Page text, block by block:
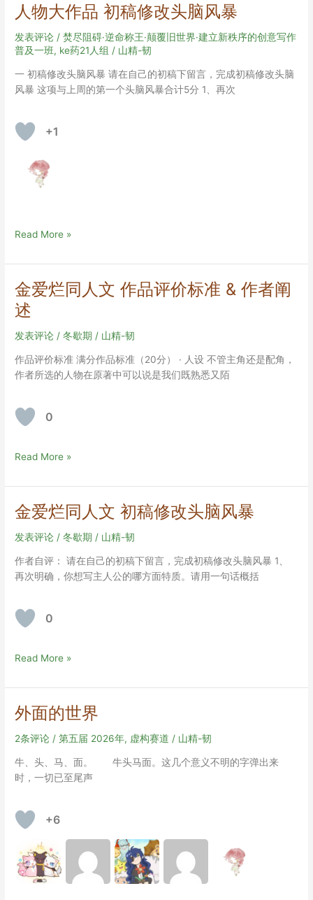
评
价
标
其
评
价
人物大作品 初稿修改头脑风暴
发表评论 /焚尽阻碍·逆命称王·颠覆旧世界·建立新秩序的创意写作
普及一班, ke药21人组 / 山精-韧
一 初稿修改头脑风暴 请在自己的初稿下留言，完成初稿修改头脑
风暴 这项与上周的第一个头脑风暴合计5分 1、再次
+1
人
大
作
品
初
修
改
头
暴
Read More »
金爱烂同人文 作品评价标准 & 作者阐
述
发表评论 /冬歇期 / 山精-韧
作品评价标准 满分作品标准（20分） · 人设 不管主角还是配角，
作者所选的人物在原著中可以说是我们既熟悉又陌
0
金
烂
同
人
文
品
评
标
准
作
阐
Read More »
金爱烂同人文 初稿修改头脑风暴
发表评论 /冬歇期 / 山精-韧
作者自评： 请在自己的初稿下留言，完成初稿修改头脑风暴 1、
再次明确，你想写主人公的哪方面特质。请用一句话概括
0
金
烂
同
人
文
稿
修
头
脑
暴
Read More »
外面的世界
2条评论 /第五届 2026年, 虚构赛道 / 山精-韧
牛、头、马、面。 牛头马面。这几个意义不明的字弹出来
时，一切已至尾声
+6